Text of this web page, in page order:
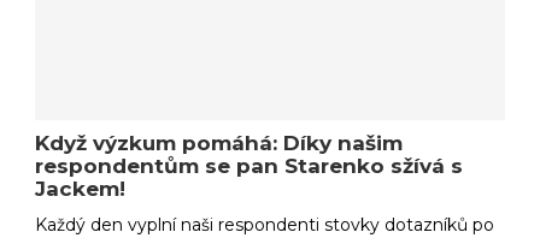
Když výzkum pomáhá: Díky našim
respondentům se pan Starenko sžívá s
Jackem!
Každý den vyplní naši respondenti stovky dotazníků po